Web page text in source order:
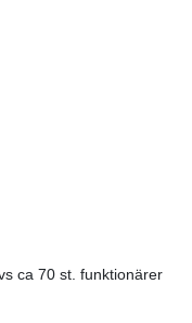
ca 70 st. funktionärer